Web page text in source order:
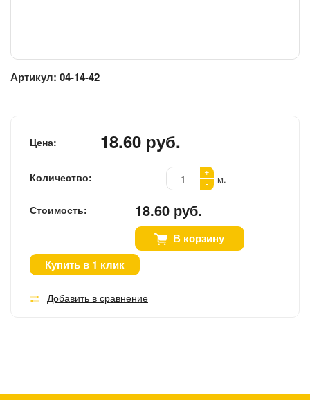
Артикул: 04-14-42
Цена: 18.60 руб.
Количество:
+
-
м.
Стоимость: 18.60 руб.
В корзину
Купить в 1 клик
Добавить в сравнение